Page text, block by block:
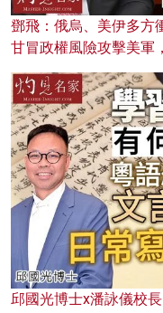
鄧飛：俄烏、美伊多方
甘冒政權風險攻擊美軍
邱國光博士x潘詠儀校